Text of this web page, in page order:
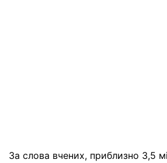
За слова вчених, приблизно 3,5